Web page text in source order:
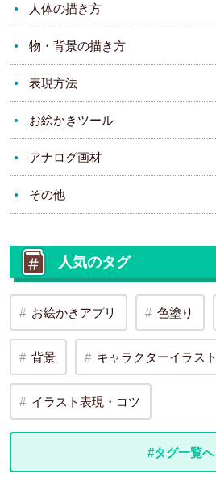
人体の描き方
物・背景の描き方
表現方法
お絵かきツール
アナログ画材
その他
人気のタグ
お絵かきアプリ 色塗り
背景 キャラクターイラスト
イラスト表現・コツ
#タグ一覧へ